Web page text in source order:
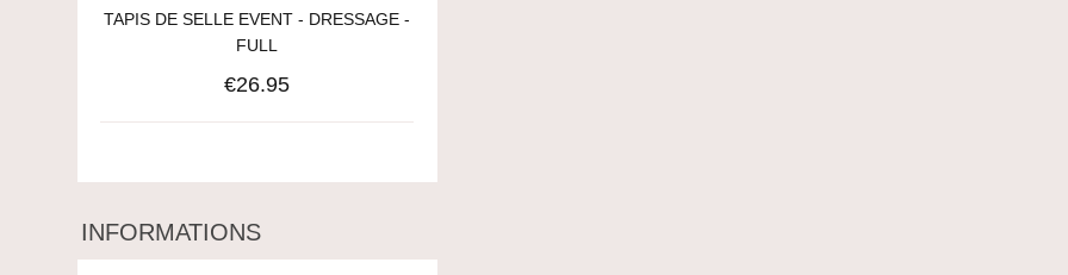
TAPIS DE SELLE EVENT - DRESSAGE -
FULL
€26.95
INFORMATIONS